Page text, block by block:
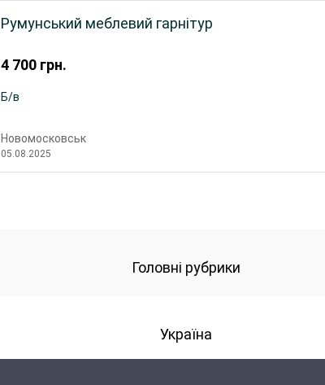
4 700 грн.
Румунський меблевий гарнітур
Б/в
Новомосковськ
05.08.2025
Головні рубрики
Україна